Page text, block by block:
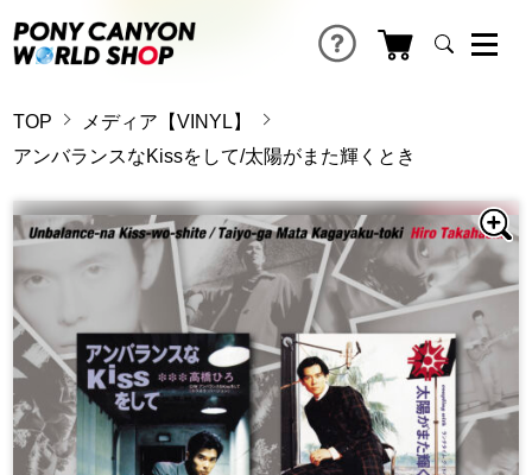
TOP
メディア【VINYL】
アンバランスなKissをして/太陽がまた輝くとき